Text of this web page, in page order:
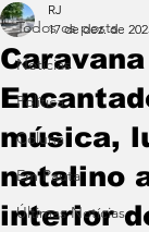
Todos os posts
Notícias
Política
Coluna
Em Pauta
Últimas Notícias
música,
natalino
interior
RJ
17 de dez. de